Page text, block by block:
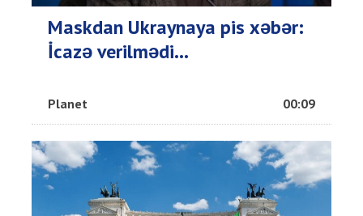
Maskdan Ukraynaya pis xəbər:
İcazə verilmədi...
Planet 00:09